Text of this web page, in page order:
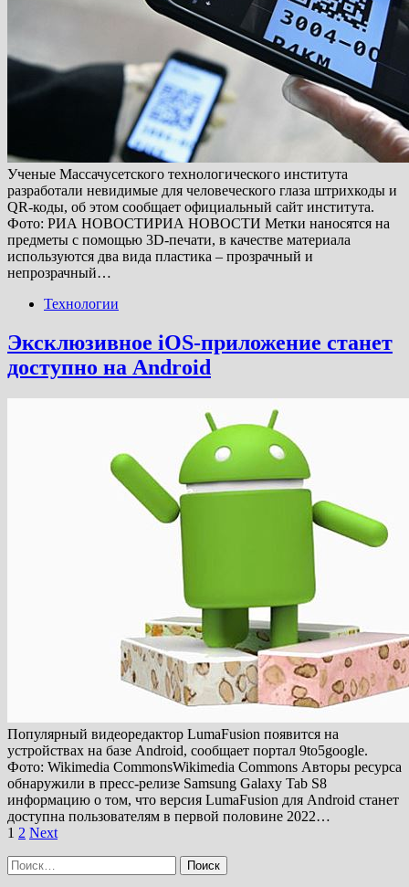
Ученые Массачусетского технологического института
разработали невидимые для человеческого глаза штрихкоды и
QR-коды, об этом сообщает официальный сайт института.
Фото: РИА НОВОСТИРИА НОВОСТИ Метки наносятся на
предметы с помощью 3D-печати, в качестве материала
используются два вида пластика – прозрачный и
непрозрачный…
Технологии
Эксклюзивное iOS-приложение станет
доступно на Android
Популярный видеоредактор LumaFusion появится на
устройствах на базе Android, сообщает портал 9to5google.
Фото: Wikimedia CommonsWikimedia Commons Авторы ресурса
обнаружили в пресс-релизе Samsung Galaxy Tab S8
информацию о том, что версия LumaFusion для Android станет
доступна пользователям в первой половине 2022…
Пагинация
записей
1 2 Next
Найти: